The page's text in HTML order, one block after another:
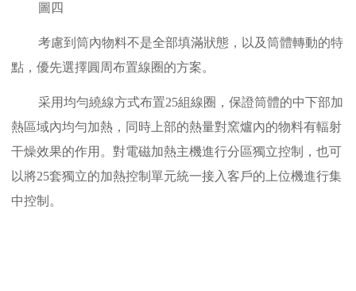
圖四
考慮到筒內物料不是全部填滿狀態，以及筒體轉動的特
點，優先選擇圓周布置線圈的方案。
采用均勻繞線方式布置25組線圈，保證筒體的中下部加
熱區域內均勻加熱，同時上部的熱量對窯爐內的物料有輻射
干燥效果的作用。對電磁加熱主機進行分區獨立控制，也可
以將25套獨立的加熱控制單元統一接入客戶的上位機進行集
中控制。